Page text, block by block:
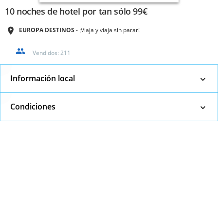
10 noches de hotel por tan sólo 99€
EUROPA DESTINOS ¡Viaja y viaja sin parar!
Vendidos: 211
Información local
Condiciones